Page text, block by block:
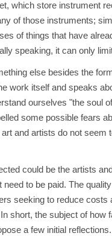
which store instrument
of those instruments;
of things that have
speaking, it can only
else besides the
work itself and speaks
ourselves "the soul
some possible fears
and artists do not
could be the artists
to be paid. The
seeking to reduce
short, the subject of
a few initial reflections.